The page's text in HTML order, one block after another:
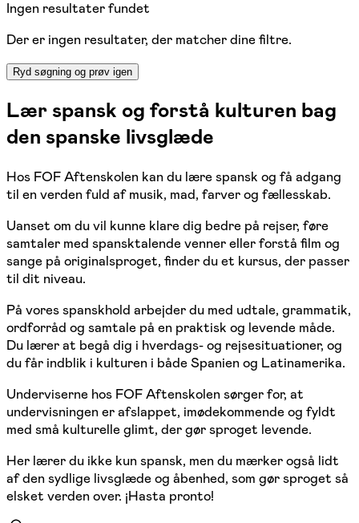
Ingen resultater fundet
Der er ingen resultater, der matcher dine filtre.
Ryd søgning og prøv igen
Lær spansk og forstå kulturen bag
den spanske livsglæde
Hos FOF Aftenskolen kan du lære spansk og få adgang
til en verden fuld af musik, mad, farver og fællesskab.
Uanset om du vil kunne klare dig bedre på rejser, føre
samtaler med spansktalende venner eller forstå film og
sange på originalsproget, finder du et kursus, der passer
til dit niveau.
På vores spanskhold arbejder du med udtale, grammatik,
ordforråd og samtale på en praktisk og levende måde.
Du lærer at begå dig i hverdags- og rejsesituationer, og
du får indblik i kulturen i både Spanien og Latinamerika.
Underviserne hos FOF Aftenskolen sørger for, at
undervisningen er afslappet, imødekommende og fyldt
med små kulturelle glimt, der gør sproget levende.
Her lærer du ikke kun spansk, men du mærker også lidt
af den sydlige livsglæde og åbenhed, som gør sproget så
elsket verden over. ¡Hasta pronto!